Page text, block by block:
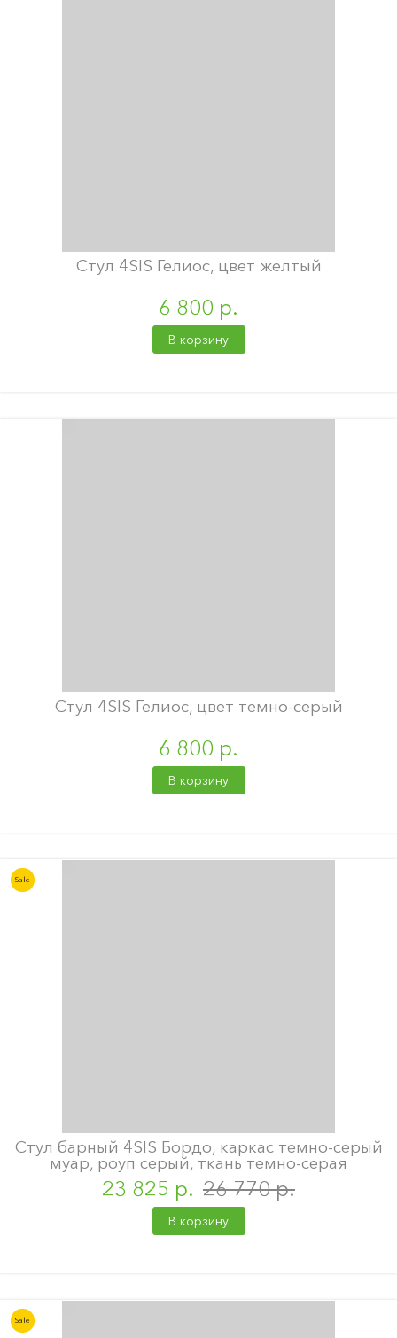
Стул 4SIS Гелиос, цвет желтый
6 800 р.
В корзину
Стул 4SIS Гелиос, цвет темно-серый
6 800 р.
В корзину
Sale
Стул барный 4SIS Бордо, каркас темно-серый
муар, роуп серый, ткань темно-серая
23 825 р. 26 770 р.
В корзину
Sale